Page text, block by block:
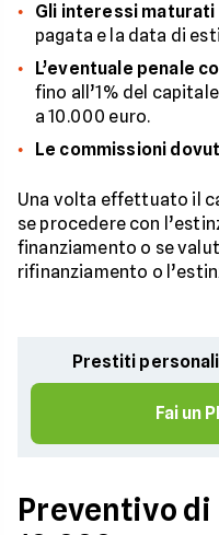
Gli interessi maturati
pagata e la data di
L’eventuale penale
fino all’1% del
a 10.000 euro.
Le commissioni
Una volta effettuato il
se procedere con
finanziamento o se
rifinanziamento o
Prestiti
Fai un
Preventivo